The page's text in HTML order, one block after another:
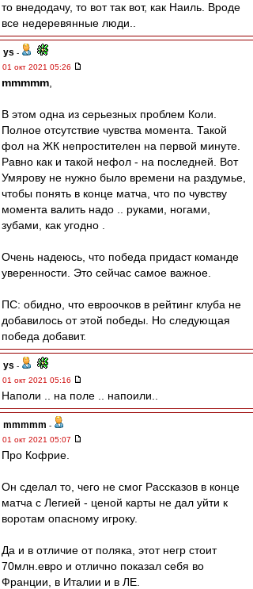
то внедодачу, то вот так вот, как Наиль. Вроде
все недеревянные люди..
ys -
01 окт 2021 05:26
mmmmm
В этом одна из серьезных проблем Коли.
Полное отсутствие чувства момента. Такой
фол на ЖК непростителен на первой минуте.
Равно как и такой нефол - на последней. Вот
Умярову не нужно было времени на раздумье,
чтобы понять в конце матча, что по чувству
момента валить надо .. руками, ногами,
зубами, как угодно .
Очень надеюсь, что победа придаст команде
уверенности. Это сейчас самое важное.
ПС: обидно, что евроочков в рейтинг клуба не
добавилось от этой победы. Но следующая
победа добавит.
ys -
01 окт 2021 05:16
Наполи .. на поле .. напоили..
mmmmm -
01 окт 2021 05:07
Про Кофрие.
Он сделал то, чего не смог Рассказов в конце
матча с Легией - ценой карты не дал уйти к
воротам опасному игроку.
Да и в отличие от поляка, этот негр стоит
70млн.евро и отлично показал себя во
Франции, в Италии и в ЛЕ.